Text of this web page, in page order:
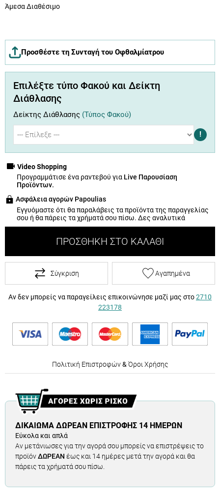
Άμεσα Διαθέσιμο
Προσθέστε τη Συνταγή του Οφθαλμίατρου
Επιλέξτε τύπο Φακού και Δείκτη
Διάθλασης
Δείκτης Διάθλασης (Τύπος Φακού)
!
Video Shopping
Προγραμμάτισε ένα ραντεβού για Live Παρουσίαση
Προϊόντων.
Ασφάλεια αγορών Papoulias
Εγγυόμαστε ότι θα παραλάβεις τα προϊόντα της παραγγελίας
σου ή θα πάρεις τα χρήματά σου πίσω. Δες αναλυτικά
ΠΡΟΣΘΉΚΗ ΣΤΟ ΚΑΛΆΘΙ
Σύγκριση Αγαπημένα
Αν δεν μπορείς να παραγείλεις επικοινώνησε μαζί μας στο2710
223178
Πολιτική Επιστροφών& Όροι Χρήσης
ΔΙΚΑΊΩΜΑ ΔΩΡΕΆΝ ΕΠΙΣΤΡΟΦΉΣ 14 ΗΜΕΡΏΝ
Εύκολα και απλά
Αν μετάνιωσες για την αγορά σου μπορείς να επιστρέψεις το
προϊόνΔΩΡΕΑΝ έως και 14 ημέρες μετά την αγορά και θα
πάρεις τα χρήματά σου πίσω.